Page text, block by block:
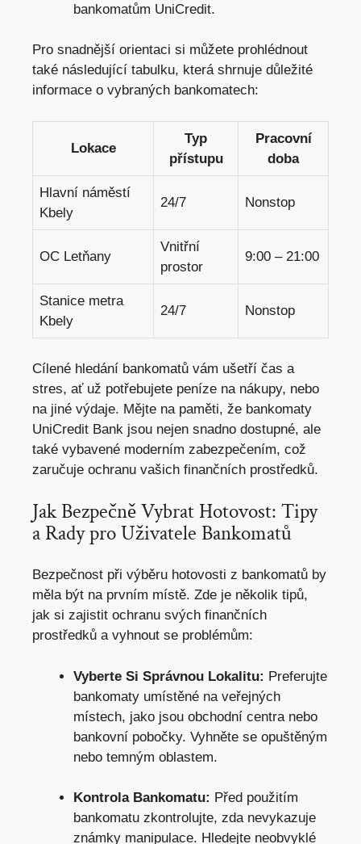
bankomatům UniCredit.
Pro snadnější orientaci si můžete prohlédnout
také následující tabulku, která shrnuje důležité
informace o vybraných bankomatech:
Lokace
Typ
přístupu
Pracovní
doba
Hlavní náměstí
Kbely
24/7 Nonstop
OC Letňany
Vnitřní
prostor
9:00 – 21:00
Stanice metra
Kbely
24/7 Nonstop
Cílené hledání bankomatů vám ušetří čas a
stres, ať už potřebujete peníze na nákupy, nebo
na jiné výdaje. Mějte na paměti, že bankomaty
UniCredit Bank jsou nejen snadno dostupné, ale
také vybavené moderním zabezpečením, což
zaručuje ochranu vašich finančních prostředků.
Jak Bezpečně Vybrat Hotovost: Tipy
a Rady pro Uživatele Bankomatů
Bezpečnost při výběru hotovosti z bankomatů by
měla být na prvním místě. Zde je několik tipů,
jak si zajistit ochranu svých finančních
prostředků a vyhnout se problémům:
Vyberte Si Správnou Lokalitu: Preferujte
bankomaty umístěné na veřejných
místech, jako jsou obchodní centra nebo
bankovní pobočky. Vyhněte se opuštěným
nebo temným oblastem.
Kontrola Bankomatu: Před použitím
bankomatu zkontrolujte, zda nevykazuje
známky manipulace. Hledejte neobvyklé